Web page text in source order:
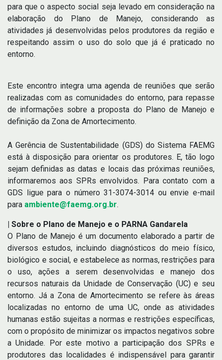
para que o aspecto social seja levado em consideração na
elaboração do Plano de Manejo, considerando as
atividades já desenvolvidas pelos produtores da região e
respeitando assim o uso do solo que já é praticado no
entorno.
Este encontro integra uma agenda de reuniões que serão
realizadas com as comunidades do entorno, para repasse
de informações sobre a proposta do Plano de Manejo e
definição da Zona de Amortecimento.
A Gerência de Sustentabilidade (GDS) do Sistema FAEMG
está à disposição para orientar os produtores. E, tão logo
sejam definidas as datas e locais das próximas reuniões,
informaremos aos SPRs envolvidos. Para contato com a
GDS ligue para o número 31-3074-3014 ou envie e-mail
para ambiente@faemg.org.br.
| Sobre o Plano de Manejo e o PARNA Gandarela
O Plano de Manejo é um documento elaborado a partir de
diversos estudos, incluindo diagnósticos do meio físico,
biológico e social, e estabelece as normas, restrições para
o uso, ações a serem desenvolvidas e manejo dos
recursos naturais da Unidade de Conservação (UC) e seu
entorno. Já a Zona de Amortecimento se refere às áreas
localizadas no entorno de uma UC, onde as atividades
humanas estão sujeitas a normas e restrições específicas,
com o propósito de minimizar os impactos negativos sobre
a Unidade. Por este motivo a participação dos SPRs e
produtores das localidades é indispensável para garantir